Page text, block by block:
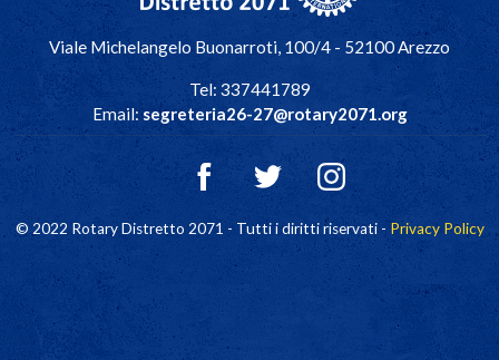
Viale Michelangelo Buonarroti, 100/4 - 52100 Arezzo
Tel: 337441789
Email:segreteria26-27@rotary2071.org
© 2022 Rotary Distretto 2071 - Tutti i diritti riservati - Privacy Policy